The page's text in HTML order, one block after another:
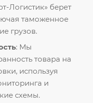
Логистик» берет
таможенное
грузов.
: Мы
товара на
используя
и
схемы.